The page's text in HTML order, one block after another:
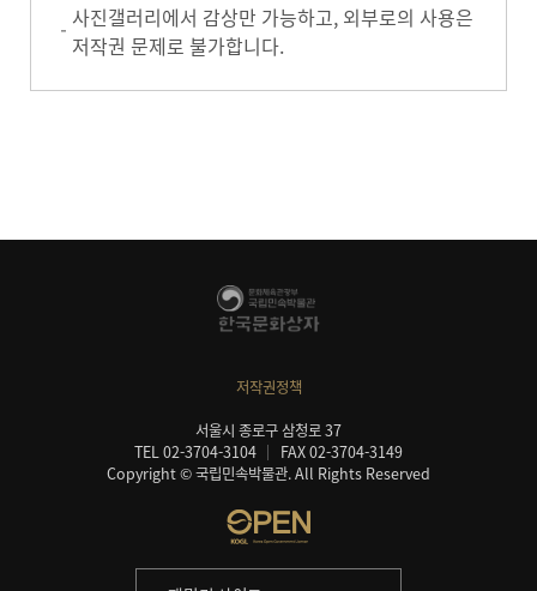
사진갤러리에서 감상만 가능하고, 외부로의 사용은
저작권 문제로 불가합니다.
저작권정책
서울시 종로구 삼청로 37
TEL 02-3704-3104
FAX 02-3704-3149
Copyright © 국립민속박물관. All Rights Reserved